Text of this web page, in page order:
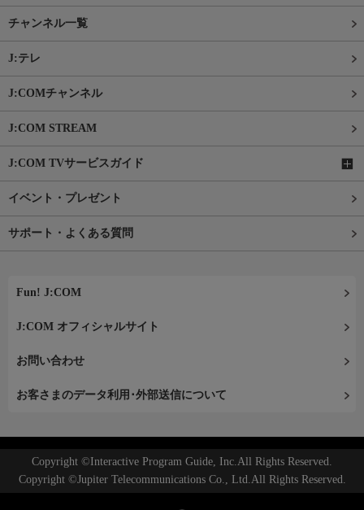
チャンネル一覧
J:テレ
J:COMチャンネル
J:COM STREAM
J:COM TVサービスガイド
イベント・プレゼント
サポート・よくある質問
Fun! J:COM
J:COM オフィシャルサイト
お問い合わせ
お客さまのデータ利用･外部送信について
Copyright ©Interactive Program Guide, Inc.All Rights Reserved.
Copyright ©Jupiter Telecommunications Co., Ltd.All Rights Reserved.